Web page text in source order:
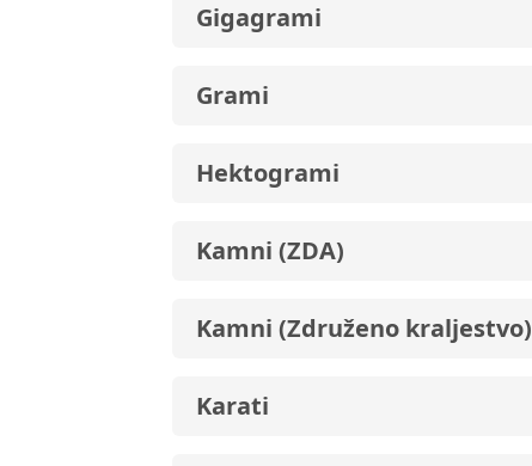
Gigagrami
Grami
Hektogrami
Kamni (ZDA)
Kamni (Združeno kraljestvo)
Karati